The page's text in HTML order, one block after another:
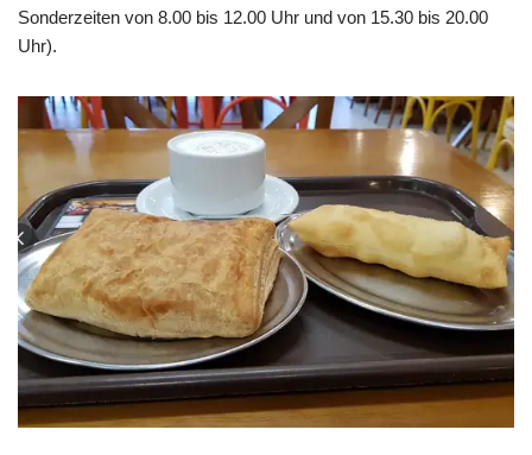
Sonderzeiten von 8.00 bis 12.00 Uhr und von 15.30 bis 20.00
Uhr).